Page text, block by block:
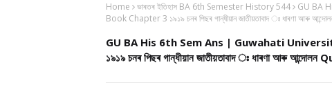
Home ভাৰতৰ ইতিহাস BA 6th Semester History 544
GU BA
Book Chapter 3 ১৯১৯ চনৰ পিছৰ গান্ধীয়ান জাতীয়তাবাদ ঃ ধাৰণা আৰু
GU BA His 6th Sem Ans | Guwahati
১৯১৯ চনৰ পিছৰ গান্ধীয়ান জাতীয়তাবাদ ঃ ধাৰণা আৰু